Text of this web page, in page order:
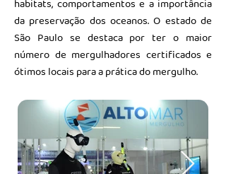
habitats, comportamentos e a importância
da preservação dos oceanos. O estado de
São Paulo se destaca por ter o maior
número de mergulhadores certificados e
ótimos locais para a prática do mergulho.